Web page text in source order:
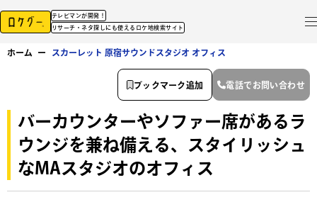
テレビマンが開発！
リサーチ・ネタ探しにも使えるロケ地検索サイト
ホーム ー スカーレット 原宿サウンドスタジオ オフィス
バーカウンターやソファー席があるラ
ウンジを兼ね備える、スタイリッシュ
なMAスタジオのオフィス
ブックマーク追加 電話でお問い合わせ